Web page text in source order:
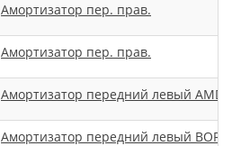
Амортизатор пер. прав.
Амортизатор пер. прав.
Амортизатор передний левый AMD
Амортизатор передний левый BORT